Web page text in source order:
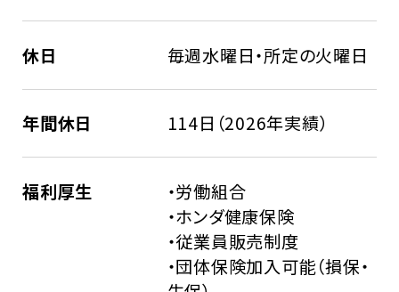
休日 毎週水曜日・所定の火曜日
年間休日 114日（2026年実績）
福利厚生
・労働組合
・ホンダ健康保険
・従業員販売制度
・団体保険加入可能（損保・